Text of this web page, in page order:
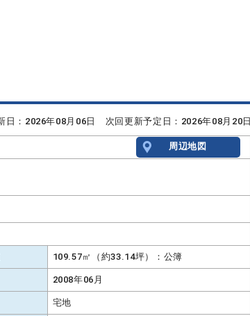
日：2026年08月06日 次回更新予定日：2026年08月20日
周辺地図
109.57㎡（約33.14坪）：公簿
2008年06月
宅地